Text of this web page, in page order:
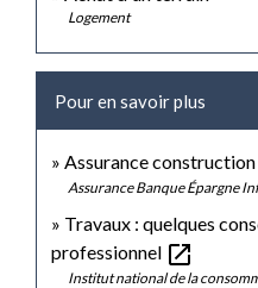
Logement
Pour en savoir plus
Assurance construction
Assurance Banque Épargne
Travaux : quelques
professionnel open_in_new
Institut national de la